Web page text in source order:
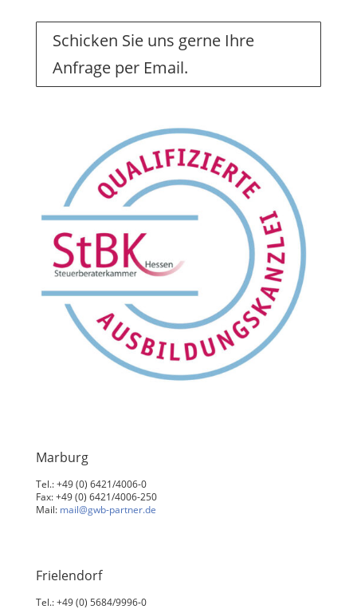
Schicken Sie uns gerne Ihre
Anfrage per Email.
Marburg
Tel.: +49 (0) 6421/4006-0
Fax: +49 (0) 6421/4006-250
Mail: mail@gwb-partner.de
Frielendorf
Tel.: +49 (0) 5684/9996-0